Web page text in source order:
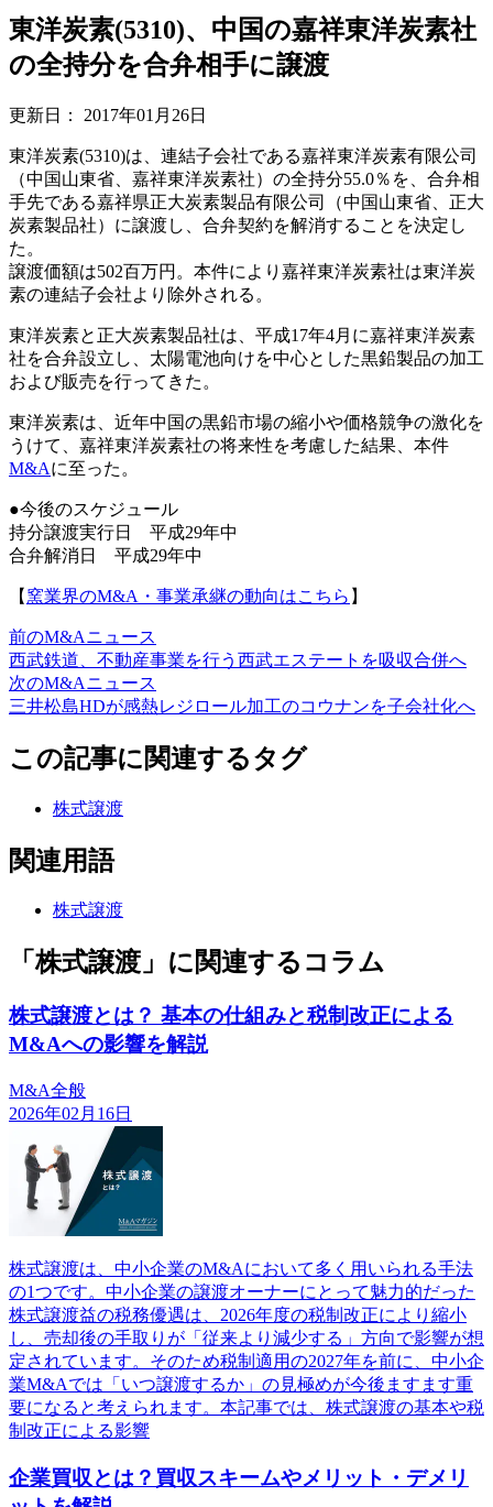
東洋炭素(5310)、中国の嘉祥東洋炭素社
の全持分を合弁相手に譲渡
更新日： 2017年01月26日
東洋炭素(5310)は、連結子会社である嘉祥東洋炭素有限公司
（中国山東省、嘉祥東洋炭素社）の全持分55.0％を、合弁相
手先である嘉祥県正大炭素製品有限公司（中国山東省、正大
炭素製品社）に譲渡し、合弁契約を解消することを決定し
た。
譲渡価額は502百万円。本件により嘉祥東洋炭素社は東洋炭
素の連結子会社より除外される。
東洋炭素と正大炭素製品社は、平成17年4月に嘉祥東洋炭素
社を合弁設立し、太陽電池向けを中心とした黒鉛製品の加工
および販売を行ってきた。
東洋炭素は、近年中国の黒鉛市場の縮小や価格競争の激化を
うけて、嘉祥東洋炭素社の将来性を考慮した結果、本件
M&Aに至った。
●今後のスケジュール
持分譲渡実行日 平成29年中
合弁解消日 平成29年中
【 窯業界のM&A・事業承継の動向はこちら 】
前のM&Aニュース
西武鉄道、不動産事業を行う西武エステートを吸収合併へ
次のM&Aニュース
三井松島HDが感熱レジロール加工のコウナンを子会社化へ
この記事に関連するタグ
株式譲渡
関連用語
株式譲渡
「株式譲渡」に関連するコラム
株式譲渡とは？ 基本の仕組みと税制改正による
M&Aへの影響を解説
M&A全般
2026年02月16日
株式譲渡は、中小企業のM&Aにおいて多く用いられる手法
の1つです。中小企業の譲渡オーナーにとって魅力的だった
株式譲渡益の税務優遇は、2026年度の税制改正により縮小
し、売却後の手取りが「従来より減少する」方向で影響が想
定されています。そのため税制適用の2027年を前に、中小企
業M&Aでは「いつ譲渡するか」の見極めが今後ますます重
要になると考えられます。本記事では、株式譲渡の基本や税
制改正による影響
企業買収とは？買収スキームやメリット・デメリ